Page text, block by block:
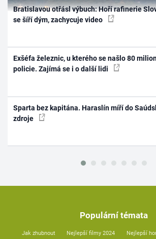
Bratislavou otřásl výbuch: Hoří rafinerie
se šíří dým, zachycuje video
Exšéfa železnic, u kterého se našlo 80
policie. Zajímá se i o další lidi
Sparta bez kapitána. Haraslín míří do
zdroje
Populární témata
Jak zhubnout Nejlepší filmy 2024 Nejlepší